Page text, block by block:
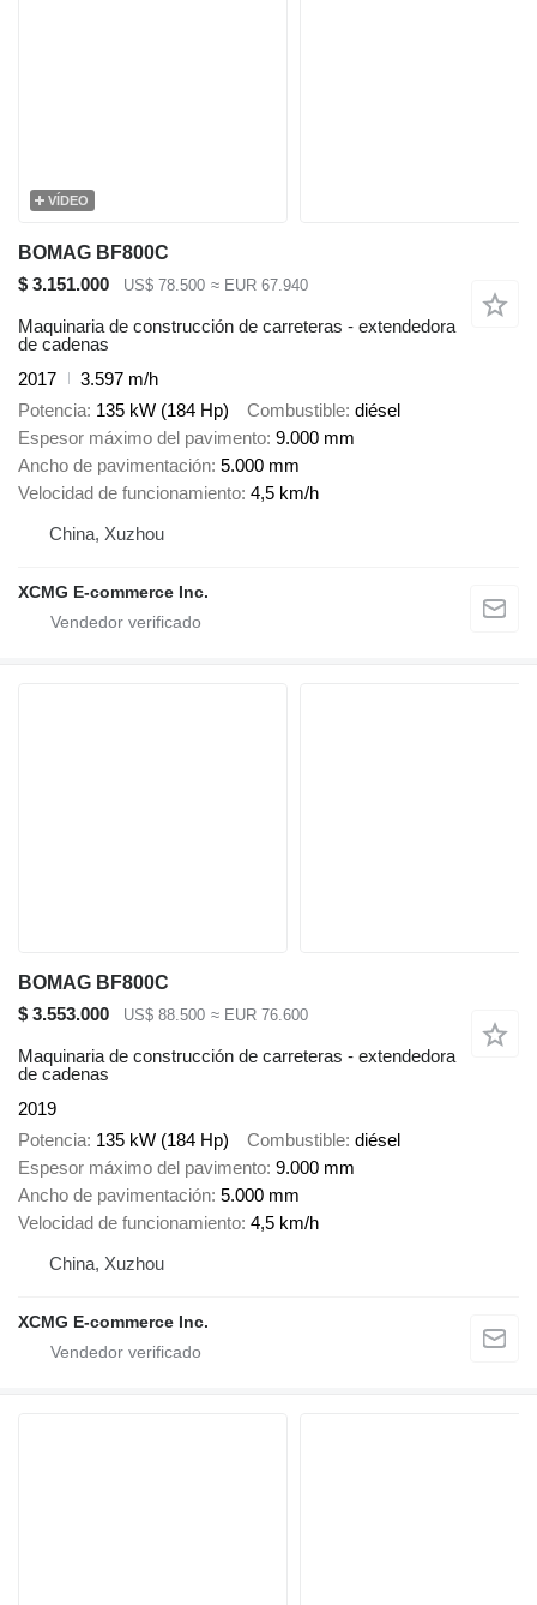
VÍDEO
BOMAG BF800C
$ 3.151.000
US$ 78.500 ≈ EUR 67.940
Maquinaria de construcción de carreteras - extendedora
de cadenas
2017
3.597 m/h
Potencia 135 kW (184 Hp) Combustible diésel
Espesor máximo del pavimento 9.000 mm
Ancho de pavimentación 5.000 mm
Velocidad de funcionamiento 4,5 km/h
China, Xuzhou
XCMG E-commerce Inc.
BOMAG BF800C
$ 3.553.000
US$ 88.500 ≈ EUR 76.600
Maquinaria de construcción de carreteras - extendedora
de cadenas
2019
Potencia 135 kW (184 Hp) Combustible diésel
Espesor máximo del pavimento 9.000 mm
Ancho de pavimentación 5.000 mm
Velocidad de funcionamiento 4,5 km/h
China, Xuzhou
XCMG E-commerce Inc.